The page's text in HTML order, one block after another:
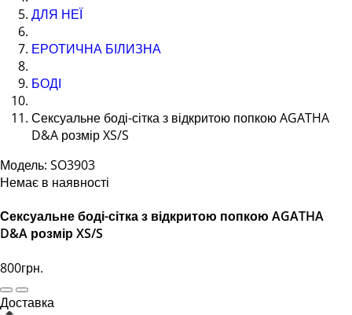
ДЛЯ НЕЇ
ЕРОТИЧНА БІЛИЗНА
БОДІ
Сексуальне боді-сітка з відкритою попкою AGATHA
D&A розмір XS/S
Модель: SO3903
Немає в наявності
Сексуальне боді-сітка з відкритою попкою AGATHA
D&A розмір XS/S
800грн.
Доставка